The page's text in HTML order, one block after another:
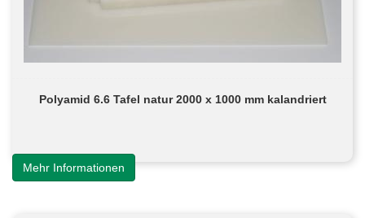
Polyamid 6.6 Tafel natur 2000 x 1000 mm kalandriert
Mehr Informationen